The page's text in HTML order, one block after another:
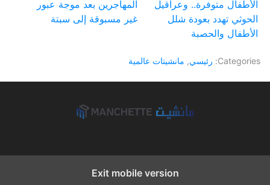
الأطفال متوفرة.. وعراقيل
الحوثي تهدد بعودة شلل
الأطفال والحصبة
المهاجرين بعد موجة عبور
غير مسبوقة إلى سبتة
Categories: رئيسي, مانشيتات عالمية
Exit mobile version